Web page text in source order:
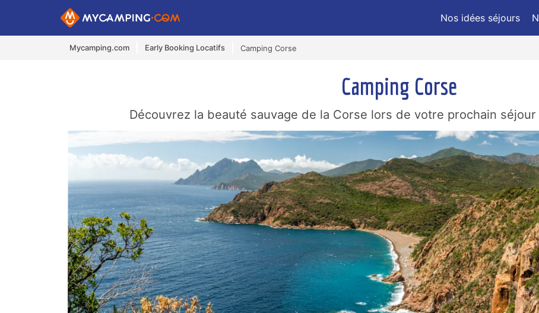
Nos idées séjours
Mycamping.com Early Booking Locatifs Camping Corse
Camping Corse
Découvrez la beauté sauvage de la Corse lors de votre prochain